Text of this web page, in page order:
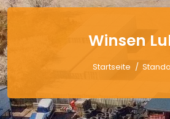
Winsen
Startseite